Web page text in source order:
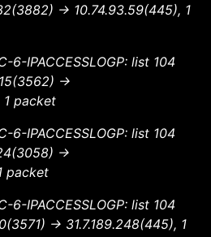
-> 10.74.93.59(445), 1
6-IPACCESSLOGP: list 104
->
1 packet
6-IPACCESSLOGP: list 104
->
packet
6-IPACCESSLOGP: list 104
-> 31.7.189.248(445), 1